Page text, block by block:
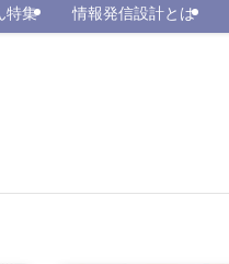
特集 情報発信設計とは